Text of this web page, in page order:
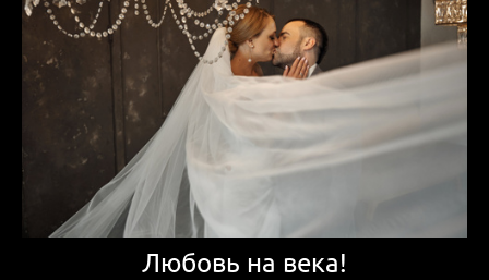
Любовь на века!